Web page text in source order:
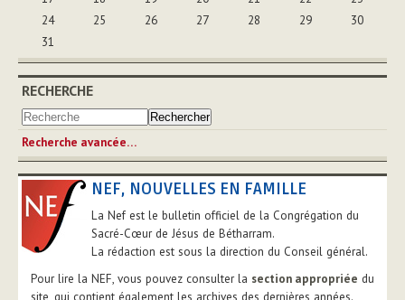
24
25 26 27 28 29
30
31
RECHERCHE
Recherche avancée…
NEF, NOUVELLES EN FAMILLE
La Nef est le bulletin officiel de la Congrégation du
Sacré-Cœur de Jésus de Bétharram.
La rédaction est sous la direction du Conseil général.
Pour lire la NEF, vous pouvez consulter la section appropriée du